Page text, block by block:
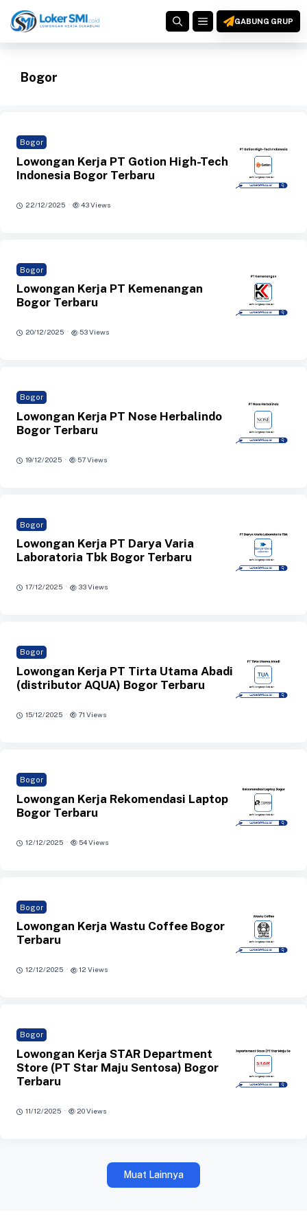
ke
MENUGABUNG GRUP
Bogor
Bogor
Lowongan Kerja PT Gotion High-Tech
Indonesia Bogor Terbaru
22/12/2025 · 43 Views
Bogor
Lowongan Kerja PT Kemenangan
Bogor Terbaru
20/12/2025 · 53 Views
Bogor
Lowongan Kerja PT Nose Herbalindo
Bogor Terbaru
19/12/2025 · 57 Views
Bogor
Lowongan Kerja PT Darya Varia
Laboratoria Tbk Bogor Terbaru
17/12/2025 · 33 Views
Bogor
Lowongan Kerja PT Tirta Utama Abadi
(distributor AQUA) Bogor Terbaru
15/12/2025 · 71 Views
Bogor
Lowongan Kerja Rekomendasi Laptop
Bogor Terbaru
12/12/2025 · 54 Views
Bogor
Lowongan Kerja Wastu Coffee Bogor
Terbaru
12/12/2025 · 12 Views
Bogor
Lowongan Kerja STAR Department
Store (PT Star Maju Sentosa) Bogor
Terbaru
11/12/2025 · 20 Views
Muat Lainnya